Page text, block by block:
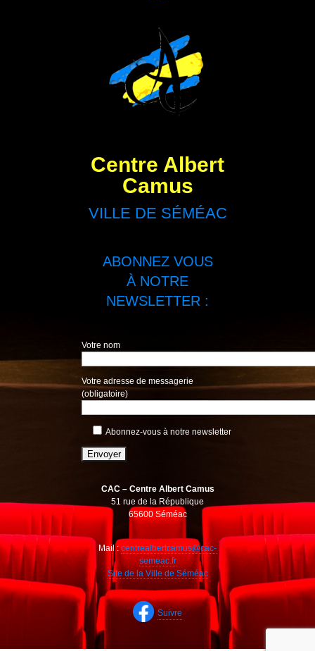
Centre Albert
Camus
VILLE DE SÉMÉAC
ABONNEZ VOUS
À NOTRE
NEWSLETTER :
Votre nom
Votre adresse de messagerie
(obligatoire)
Abonnez-vous à notre newsletter
CAC – Centre Albert Camus
51 rue de la République
65600 Séméac
Mail :centrealbertcamus@cac-
semeac.fr
Site de la Ville de Séméac
Suivre